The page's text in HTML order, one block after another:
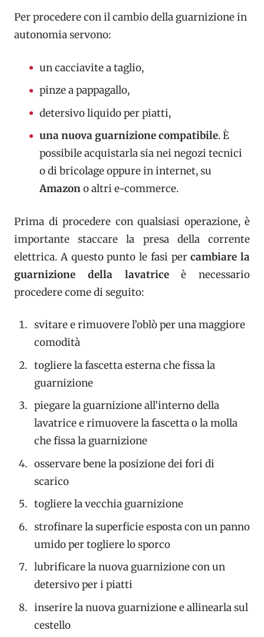
Per procedere con il cambio della guarnizione in
autonomia servono:
un cacciavite a taglio,
pinze a pappagallo,
detersivo liquido per piatti,
una nuova guarnizione compatibile. È
possibile acquistarla sia nei negozi tecnici
o di bricolage oppure in internet, su
Amazono altri e-commerce.
Prima di procedere con qualsiasi operazione, è
importante staccare la presa della corrente
elettrica. A questo punto le fasi percambiare la
guarnizione della lavatriceè necessario
procedere come di seguito:
svitare e rimuovere l’oblò per una maggiore
comodità
togliere la fascetta esterna che fissa la
guarnizione
piegare la guarnizione all’interno della
lavatrice e rimuovere la fascetta o la molla
che fissa la guarnizione
osservare bene la posizione dei fori di
scarico
togliere la vecchia guarnizione
strofinare la superficie esposta con un panno
umido per togliere lo sporco
lubrificare la nuova guarnizione con un
detersivo per i piatti
inserire la nuova guarnizione e allinearla sul
cestello